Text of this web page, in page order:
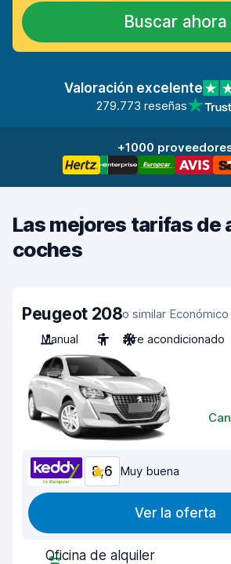
Buscar ahora
Valoración excelente
279.773 reseñas
+1000
Las mejores tarifas de
coches
Peugeot 208o similar Económico
Manual
5 Aire acondicionado
8,6 Muy buena
Ver la oferta
Oficina de alquiler